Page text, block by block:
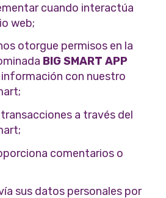
cuando interactúa
web;
otorgue permisos en la
BIG SMART APP
con nuestro
a través del
comentarios o
sus datos personales por